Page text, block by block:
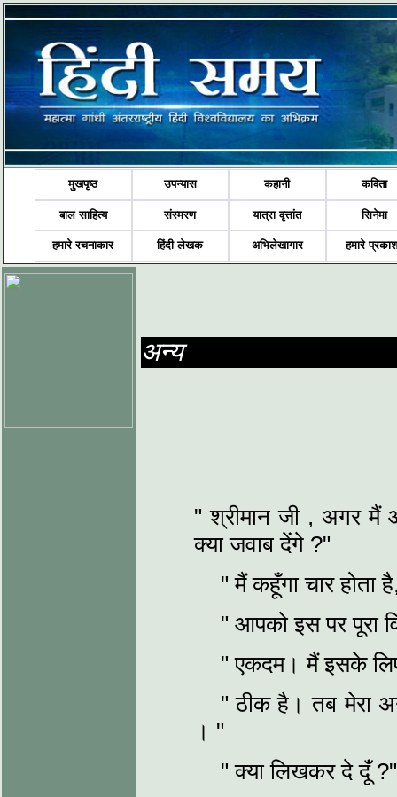
मुखपृष्ठ उपन्यास कहानी कविता
बाल साहित्य संस्मरण यात्रा वृत्तांत सिनेमा
हमारे रचनाकार हिंदी लेखक अभिलेखागार हमारे
अन्य
" श्रीमान जी , अगर मैं
क्या जवाब देंगे ?"
" मैं कहूँगा चार होता
" आपको इस पर पूरा
" एकदम। मैं इसके
" ठीक है। तब मेरा
। "
" क्या लिखकर दे दूँ ?"